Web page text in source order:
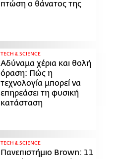
πτώση ο θάνατος της
ΤECH & SCIENCE
Αδύναμα χέρια και θολή
όραση: Πώς η
τεχνολογία μπορεί να
επηρεάσει τη φυσική
κατάσταση
ΤECH & SCIENCE
Πανεπιστήμιο Brown: 11